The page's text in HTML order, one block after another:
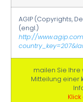
AGIP (Copyrights,
(engl.)
http://
mailen Sie
Mitteilung einer